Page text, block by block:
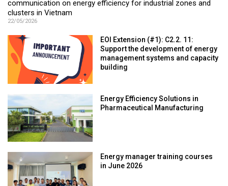
communication on energy efficiency for industrial zones and
clusters in Vietnam
22/05/2026
EOI Extension (#1): C2.2. 11:
Support the development of energy
management systems and capacity
building
Energy Efficiency Solutions in
Pharmaceutical Manufacturing
Energy manager training courses
in June 2026